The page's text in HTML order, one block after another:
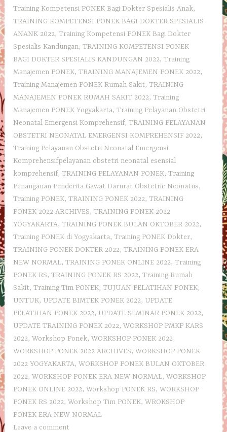
Training Kompetensi PONEK Bagi Dokter Spesialis Anak,
TRAINING KOMPETENSI PONEK BAGI DOKTER SPESIALIS
ANANK 2022,Training Kompetensi PONEK Bagi Dokter
Spesialis Kandungan,TRAINING KOMPETENSI PONEK
BAGI DOKTER SPESIALIS KANDUNGAN 2022,Training
Manajemen PONEK,TRAINING MANAJEMEN PONEK 2022,
Training Manajemen PONEK Rumah Sakit,TRAINING
MANAJEMEN PONEK RUMAH SAKIT 2022,Training
Manajemen PONEK Yogyakarta,Training Pelayanan Obstetri
Neonatal Emergensi Komprehensif,TRAINING PELAYANAN
OBSTETRI NEONATAL EMERGENSI KOMPREHENSIF 2022,
Training Pelayanan Obstetri Neonatal Emergensi
Komprehensifpelayanan obstetri neonatal esensial
komprehensif,TRAINING PELAYANAN PONEK,Training
Penanganan Penderita Gawat Darurat Obstetric Neonatus,
Training PONEK,TRAINING PONEK 2022,TRAINING
PONEK 2022 ARCHIVES,TRAINING PONEK 2022
YOGYAKARTA,TRAINING PONEK BULAN OKTOBER 2022,
Training PONEK di Yogyakarta,Training PONEK Dokter,
TRAINING PONEK DOKTER 2022,TRAINING PONEK ERA
NEW NORMAL,TRAINING PONEK ONLINE 2022,Training
PONEK RS,TRAINING PONEK RS 2022,Training Rumah
Sakit,Training Tim PONEK,TUJUAN PELATIHAN PONEK,
UNTUK, UPDATE BIMTEK PONEK 2022, UPDATE
PELATIHAN PONEK 2022, UPDATE SEMINAR PONEK 2022,
UPDATE TRAINING PONEK 2022,WORKSHOP PMKP KARS
2022,Workshop Ponek,WORKSHOP PONEK 2022,
WORKSHOP PONEK 2022 ARCHIVES,WORKSHOP PONEK
2022 YOGYAKARTA,WORKSHOP PONEK BULAN OKTOBER
2022,WORKSHOP PONEK ERA NEW NORMAL,WORKSHOP
PONEK ONLINE 2022,Workshop PONEK RS,WORKSHOP
PONEK RS 2022,Workshop Tim PONEK,WROKSHOP
PONEK ERA NEW NORMAL
Leave a comment